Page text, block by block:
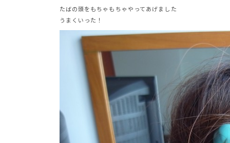
たばの頭をもちゃもちゃやってあげました
うまくいった！